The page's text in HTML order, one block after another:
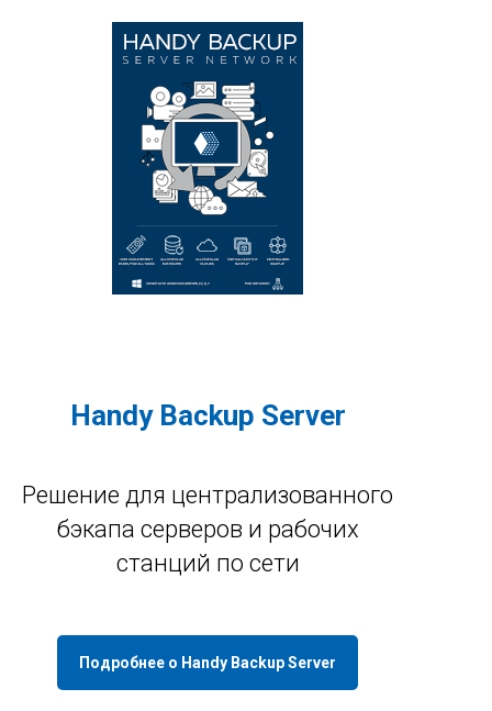
Handy Backup Server
Решение для централизованного
бэкапа серверов и рабочих
станций по сети
Подробнее о Handy Backup Server